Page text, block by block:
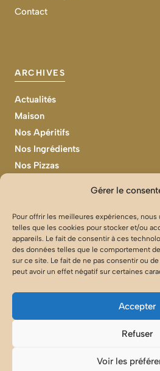
Gérer le
Pour offrir les meilleures expériences,
telles que les cookies pour stocker et/ou
appareils. Le fait de consentir à ces
des données telles que le comportement
sur ce site. Le fait de ne pas consentir ou
peut avoir un effet négatif sur certaines
Accepter
Refuser
Voir les
Contact
ARCHIVES
Actualités
Maison
Nos Apéritifs
Nos Ingrédients
Nos Pizzas
Privacy Policy